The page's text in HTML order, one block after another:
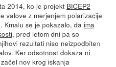
2014, ko je projekt BICEP2
valove z merjenjem polarizacije
Kmalu se je pokazalo, da ima
, pred letom dni pa so
rezultati niso neizpodbiten
Ker odsotnost dokaza ni
nov krog iskanja